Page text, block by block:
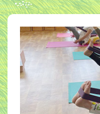
オンラインレッスン
インストラクター派遣
ブログ
お客様の声